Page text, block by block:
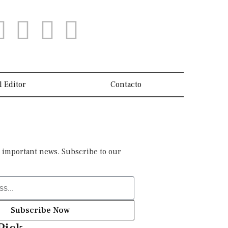
Editor Contacto
important news. Subscribe to our
Subscribe Now